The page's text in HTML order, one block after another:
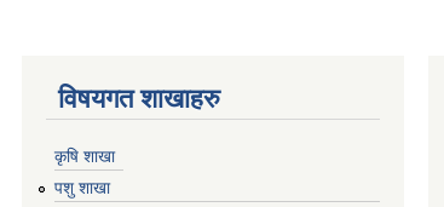
विषयगत शाखाहरु
कृषि शाखा
पशु शाखा